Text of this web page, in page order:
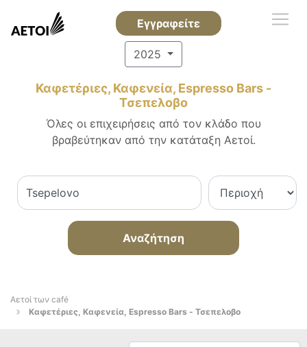
Εγγραφείτε
2025
Καφετέριες, Καφενεία, Espresso Bars -
Τσεπελοβο
Όλες οι επιχειρήσεις από τον κλάδο που
βραβεύτηκαν από την κατάταξη Αετοί.
Αναζήτηση
Αετοί των café
Καφετέριες, Καφενεία, Espresso Bars - Τσεπελοβο